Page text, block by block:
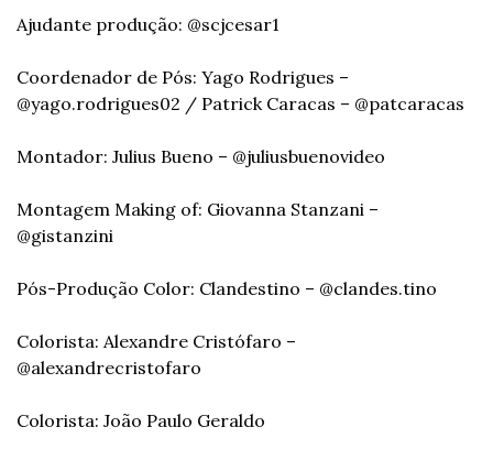
Ajudante produção: @scjcesar1
Coordenador de Pós: Yago Rodrigues –
@yago.rodrigues02 / Patrick Caracas – @patcaracas
Montador: Julius Bueno – @juliusbuenovideo
Montagem Making of: Giovanna Stanzani –
@gistanzini
Pós-Produção Color: Clandestino – @clandes.tino
Colorista: Alexandre Cristófaro –
@alexandrecristofaro
Colorista: João Paulo Geraldo